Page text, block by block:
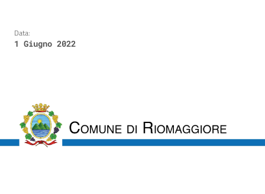
Data:
1 Giugno 2022